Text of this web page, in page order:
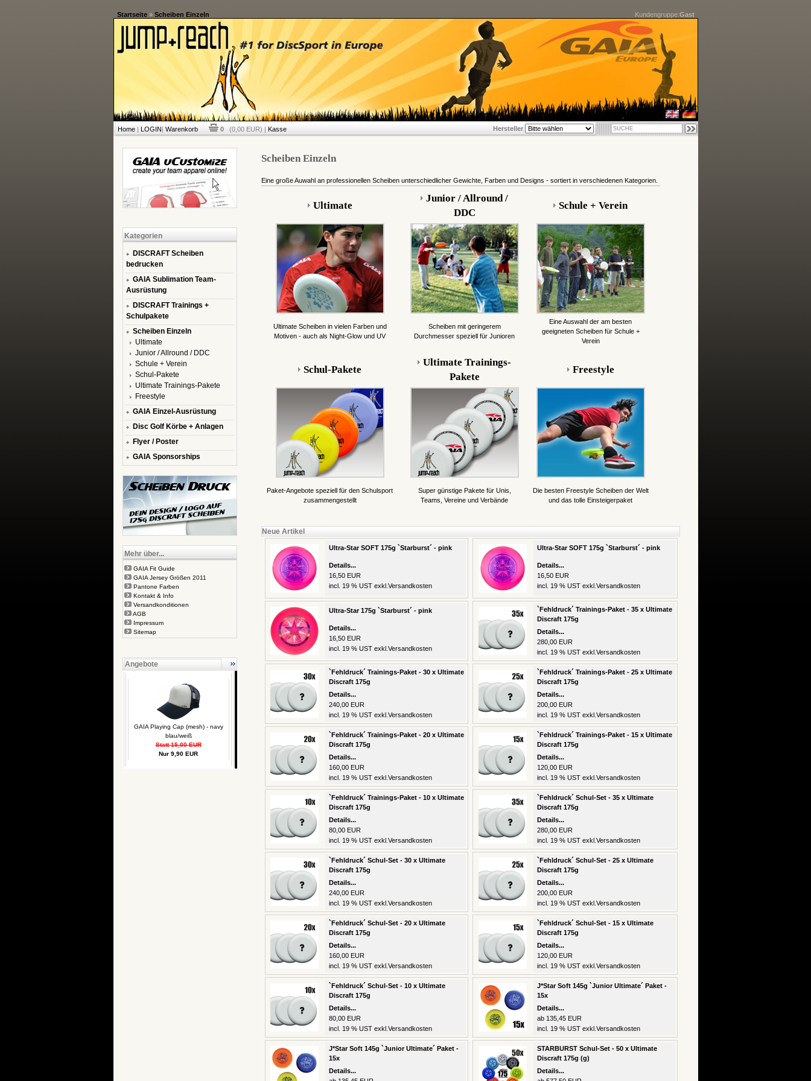
Startseite» Scheiben Einzeln Kundengruppe:Gast
Home| LOGIN| Warenkorb 0 (0,00 EUR) | Kasse Hersteller
Kategorien
DISCRAFT Scheiben
bedrucken
GAIA Sublimation Team-
Ausrüstung
DISCRAFT Trainings +
Schulpakete
Scheiben Einzeln
Ultimate
Junior / Allround / DDC
Schule + Verein
Schul-Pakete
Ultimate Trainings-Pakete
Freestyle
GAIA Einzel-Ausrüstung
Disc Golf Körbe + Anlagen
Flyer / Poster
GAIA Sponsorships
Mehr über...
GAIA Fit Guide
GAIA Jersey Größen 2011
Pantone Farben
Kontakt & Info
Versandkonditionen
AGB
Impressum
Sitemap
Angebote
GAIA Playing Cap (mesh) - navy
blau/weiß
Statt 15,00 EUR
Nur 9,90 EUR
Scheiben Einzeln
Eine große Auwahl an professionellen Scheiben unterschiedlicher Gewichte, Farben und Designs - sortiert in verschiedenen Kategorien.
Ultimate
Ultimate Scheiben in vielen Farben und
Motiven - auch als Night-Glow und UV
Junior / Allround /
DDC
Scheiben mit geringerem
Durchmesser speziell für Junioren
Schule + Verein
Eine Auswahl der am besten
geeigneten Scheiben für Schule +
Verein
Schul-Pakete
Paket-Angebote speziell für den Schulsport
zusammengestellt
Ultimate Trainings-
Pakete
Super günstige Pakete für Unis,
Teams, Vereine und Verbände
Freestyle
Die besten Freestyle Scheiben der Welt
und das tolle Einsteigerpaket
Neue Artikel
Ultra-Star SOFT 175g `Starburst´ - pink
Details...
16,50 EUR
incl. 19 % UST exkl. Versandkosten
Ultra-Star SOFT 175g `Starburst´ - pink
Details...
16,50 EUR
incl. 19 % UST exkl. Versandkosten
Ultra-Star 175g `Starburst´ - pink
Details...
16,50 EUR
incl. 19 % UST exkl. Versandkosten
`Fehldruck´ Trainings-Paket - 35 x Ultimate
Discraft 175g
Details...
280,00 EUR
incl. 19 % UST exkl. Versandkosten
`Fehldruck´ Trainings-Paket - 30 x Ultimate
Discraft 175g
Details...
240,00 EUR
incl. 19 % UST exkl. Versandkosten
`Fehldruck´ Trainings-Paket - 25 x Ultimate
Discraft 175g
Details...
200,00 EUR
incl. 19 % UST exkl. Versandkosten
`Fehldruck´ Trainings-Paket - 20 x Ultimate
Discraft 175g
Details...
160,00 EUR
incl. 19 % UST exkl. Versandkosten
`Fehldruck´ Trainings-Paket - 15 x Ultimate
Discraft 175g
Details...
120,00 EUR
incl. 19 % UST exkl. Versandkosten
`Fehldruck´ Trainings-Paket - 10 x Ultimate
Discraft 175g
Details...
80,00 EUR
incl. 19 % UST exkl. Versandkosten
`Fehldruck´ Schul-Set - 35 x Ultimate
Discraft 175g
Details...
280,00 EUR
incl. 19 % UST exkl. Versandkosten
`Fehldruck´ Schul-Set - 30 x Ultimate
Discraft 175g
Details...
240,00 EUR
incl. 19 % UST exkl. Versandkosten
`Fehldruck´ Schul-Set - 25 x Ultimate
Discraft 175g
Details...
200,00 EUR
incl. 19 % UST exkl. Versandkosten
`Fehldruck´ Schul-Set - 20 x Ultimate
Discraft 175g
Details...
160,00 EUR
incl. 19 % UST exkl. Versandkosten
`Fehldruck´ Schul-Set - 15 x Ultimate
Discraft 175g
Details...
120,00 EUR
incl. 19 % UST exkl. Versandkosten
`Fehldruck´ Schul-Set - 10 x Ultimate
Discraft 175g
Details...
80,00 EUR
incl. 19 % UST exkl. Versandkosten
J*Star Soft 145g `Junior Ultimate´ Paket -
15x
Details...
ab 135,45 EUR
incl. 19 % UST exkl. Versandkosten
J*Star Soft 145g `Junior Ultimate´ Paket -
15x
Details...
STARBURST Schul-Set - 50 x Ultimate
Discraft 175g (g)
Details...